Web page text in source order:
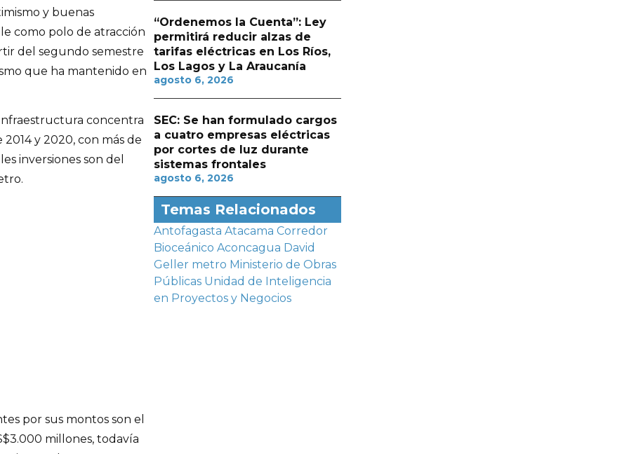
y buenas
como polo de atracción
del segundo semestre
que ha mantenido en
concentra
y 2020, con más de
inversiones son del
por sus montos son el
millones, todavía
“Ordenemos la Cuenta”: Ley
permitirá reducir alzas de
tarifas eléctricas en Los Ríos,
Los Lagos y La Araucanía
agosto 6, 2026
SEC: Se han formulado cargos
a cuatro empresas eléctricas
por cortes de luz durante
sistemas frontales
agosto 6, 2026
Temas Relacionados
Antofagasta Atacama Corredor
Bioceánico Aconcagua David
Geller metro Ministerio de Obras
Públicas Unidad de Inteligencia
en Proyectos y Negocios